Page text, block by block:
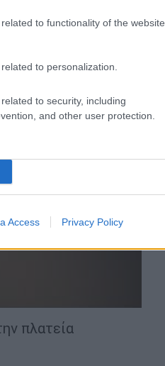
to functionality of the website
to personalization.
to security, including
and other user protection.
Access Privacy Policy
πλατεία